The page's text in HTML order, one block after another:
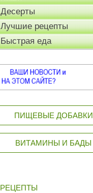
Десерты
Лучшие рецепты
Быстрая еда
ПИЩЕВЫЕ ДОБАВКИ
ВИТАМИНЫ И БАДЫ
РЕЦЕПТЫ